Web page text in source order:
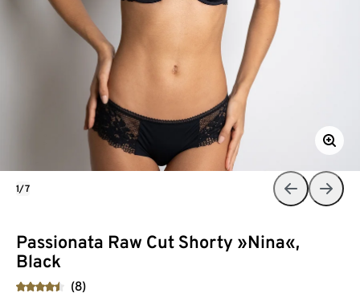
Passionata Raw Cut Shorty »Nina«,
Black
(8)
1/7